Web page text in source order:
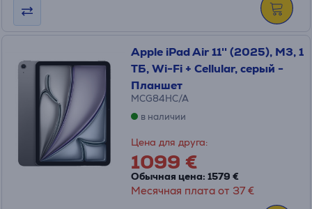
Apple iPad Air 11'' (2025), M3, 1
ТБ, Wi-Fi + Cellular, серый -
Планшет
MCG84HC/A
в наличии
Цена для друга:
1099 €
Обычная цена: 1579 €
Месячная плата от 37 €